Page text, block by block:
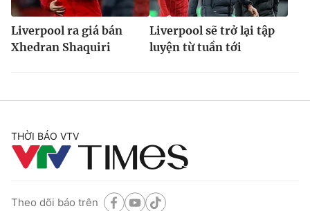
Liverpool ra giá bán
Xhedran Shaquiri
Liverpool sẽ trở lại tập
luyện từ tuần tới
THỜI BÁO VTV
Theo dõi báo trên